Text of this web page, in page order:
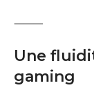
⸻
Une
gaming